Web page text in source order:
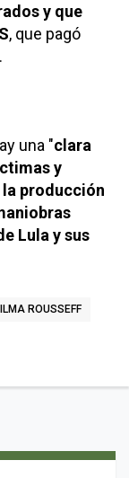
y que
, que pagó
una "clara
y
producción
Lula y sus
ROUSSEFF